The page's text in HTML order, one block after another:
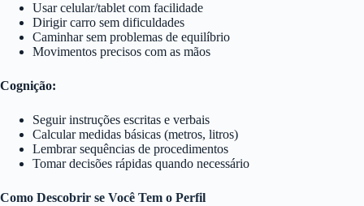
Usar celular/tablet com facilidade
Dirigir carro sem dificuldades
Caminhar sem problemas de equilíbrio
Movimentos precisos com as mãos
Cognição:
Seguir instruções escritas e verbais
Calcular medidas básicas (metros, litros)
Lembrar sequências de procedimentos
Tomar decisões rápidas quando necessário
Como Descobrir se Você Tem o Perfil